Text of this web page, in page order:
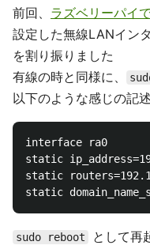
前回、 ラズベリーパイ
設定した無線LANイン
を割り振りました
有線の時と同様に、
以下のような感じの記
interface ra0
static
static
sudo reboot として再